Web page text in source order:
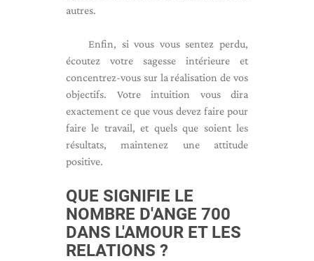
autres.
Enfin, si vous vous sentez perdu,
écoutez votre sagesse intérieure et
concentrez-vous sur la réalisation de vos
objectifs. Votre intuition vous dira
exactement ce que vous devez faire pour
faire le travail, et quels que soient les
résultats, maintenez une attitude
positive.
QUE SIGNIFIE LE
NOMBRE D'ANGE 700
DANS L'AMOUR ET LES
RELATIONS ?